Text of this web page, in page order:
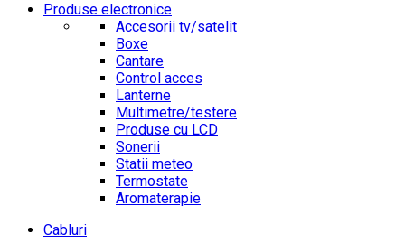
Produse electronice
Accesorii tv/satelit
Boxe
Cantare
Control acces
Lanterne
Multimetre/testere
Produse cu LCD
Sonerii
Statii meteo
Termostate
Aromaterapie
Cabluri